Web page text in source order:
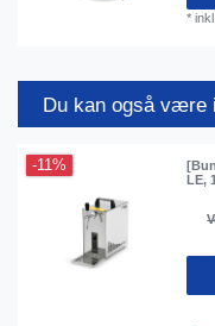
*
Du kan også være
-11%
LE,